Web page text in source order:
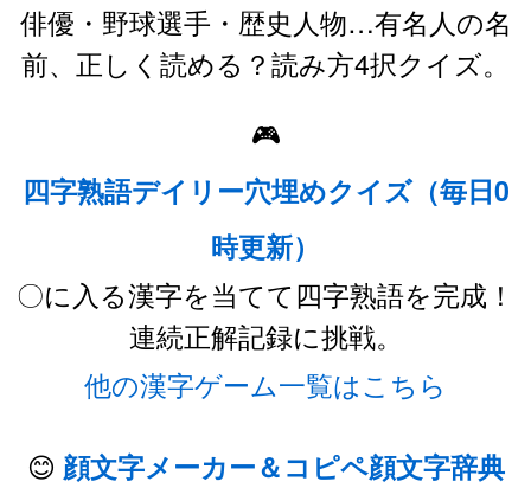
俳優・野球選手・歴史人物…有名人の名
前、正しく読める？読み方4択クイズ。
🎮
四字熟語デイリー穴埋めクイズ（毎日0
時更新）
〇に入る漢字を当てて四字熟語を完成！
連続正解記録に挑戦。
他の漢字ゲーム一覧はこちら
😊 顔文字メーカー＆コピペ顔文字辞典